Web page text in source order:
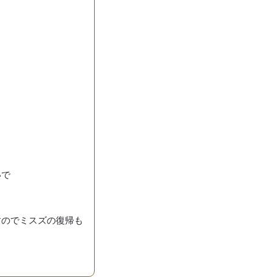
でミスズの復帰も